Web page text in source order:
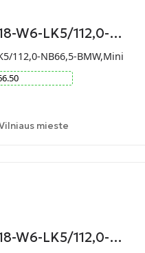
W6-LK5/112,0-…
112,0-NB66,5-BMW,Mini
mieste
W6-LK5/112,0-…